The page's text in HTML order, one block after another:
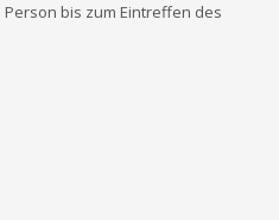
bis zum Eintreffen des